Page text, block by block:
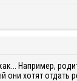
Например,
они хотят